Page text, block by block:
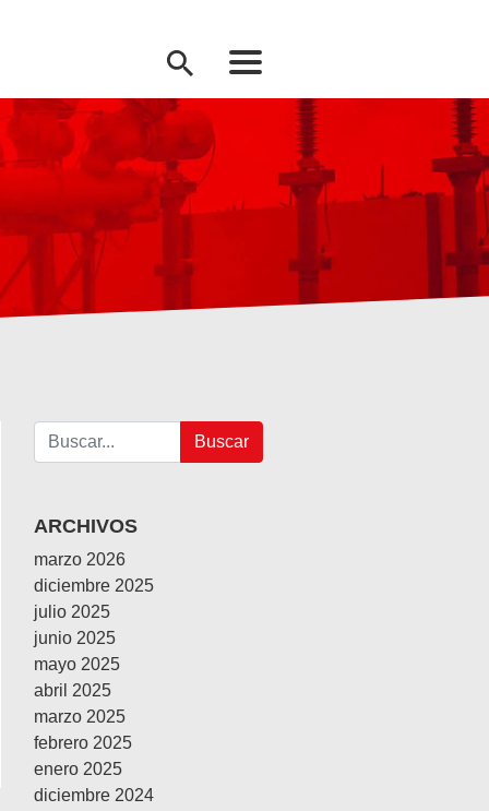
Buscar:
ARCHIVOS
marzo 2026
diciembre 2025
julio 2025
junio 2025
mayo 2025
abril 2025
marzo 2025
febrero 2025
enero 2025
diciembre 2024